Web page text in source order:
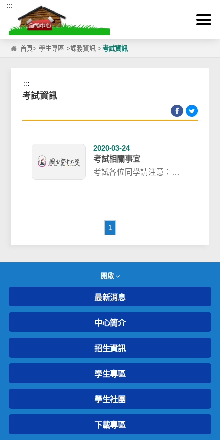
跳到主要內容區塊
:::
首頁>學生專區 >課務資訊 >考試資訊
:::
考試資訊
2020-03-24
考試相關事宜
考試各位同學請注意：
1
開啟
最新消息
中心簡介
招生資訊
學生專區
學生社團
下載專區